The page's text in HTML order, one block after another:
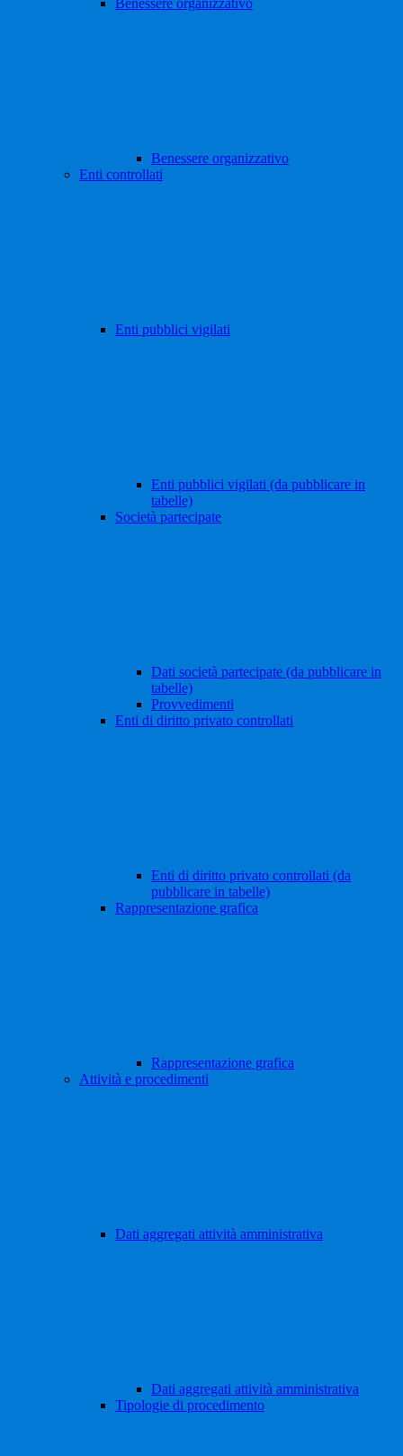
Benessere organizzativo
Benessere organizzativo
Enti controllati
Enti pubblici vigilati
Enti pubblici vigilati (da pubblicare in
tabelle)
Società partecipate
Dati società partecipate (da pubblicare in
tabelle)
Provvedimenti
Enti di diritto privato controllati
Enti di diritto privato controllati (da
pubblicare in tabelle)
Rappresentazione grafica
Rappresentazione grafica
Attività e procedimenti
Dati aggregati attività amministrativa
Dati aggregati attività amministrativa
Tipologie di procedimento